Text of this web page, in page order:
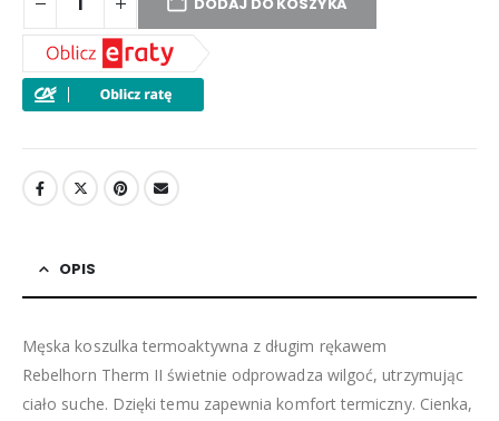
OPIS
Męska koszulka termoaktywna z długim rękawem
Rebelhorn Therm II świetnie odprowadza wilgoć, utrzymując
ciało suche. Dzięki temu zapewnia komfort termiczny. Cienka,